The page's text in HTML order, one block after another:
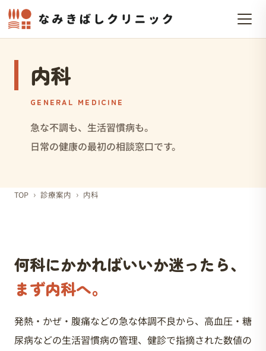
内科
GENERAL MEDICINE
急な不調も、生活習慣病も。
日常の健康の最初の相談窓口です。
TOP › 診療案内 › 内科
何科にかかればいいか迷ったら、
まず内科へ。
発熱・かぜ・腹痛などの急な体調不良から、高血圧・糖
尿病などの生活習慣病の管理、健診で指摘された数値の